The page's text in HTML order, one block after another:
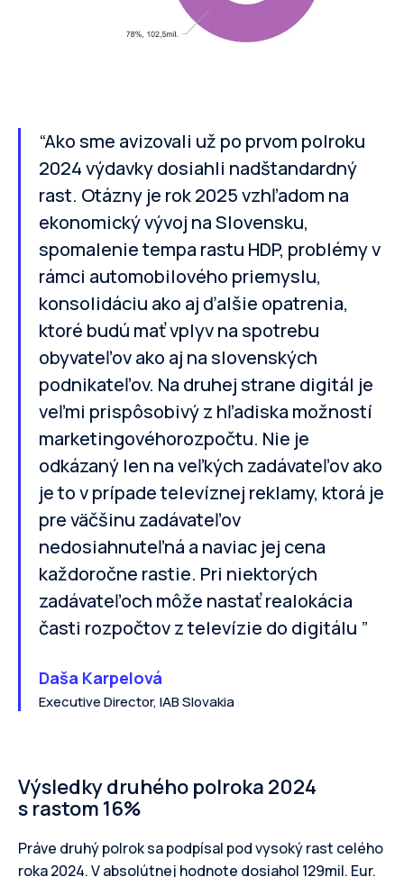
“Ako sme avizovali už po prvom polroku
2024 výdavky dosiahli nadštandardný
rast. Otázny je rok 2025 vzhľadom na
ekonomický vývoj na Slovensku,
spomalenie tempa rastu HDP, problémy v
rámci automobilového priemyslu,
konsolidáciu ako aj ďalšie opatrenia,
ktoré budú mať vplyv na spotrebu
obyvateľov ako aj na slovenských
podnikateľov. Na druhej strane digitál je
veľmi prispôsobivý z hľadiska možností
marketingovéhorozpočtu. Nie je
odkázaný len na veľkých zadávateľov ako
je to v prípade televíznej reklamy, ktorá je
pre väčšinu zadávateľov
nedosiahnuteľná a naviac jej cena
každoročne rastie. Pri niektorých
zadávateľoch môže nastať realokácia
časti rozpočtov z televízie do digitálu ”
Daša Karpelová
Executive Director, IAB Slovakia
Výsledky druhého polroka 2024
s rastom 16%
Práve druhý polrok sa podpísal pod vysoký rast celého
roka 2024. V absolútnej hodnote dosiahol 129mil. Eur.